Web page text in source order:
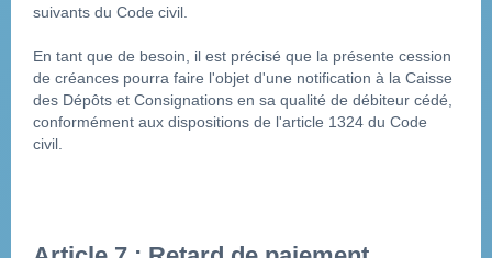
suivants du Code civil.
En tant que de besoin, il est précisé que la présente cession
de créances pourra faire l'objet d'une notification à la Caisse
des Dépôts et Consignations en sa qualité de débiteur cédé,
conformément aux dispositions de l'article 1324 du Code
civil.